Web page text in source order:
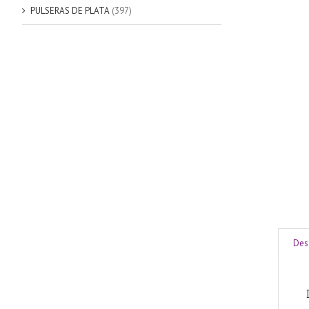
PULSERAS DE PLATA (397)